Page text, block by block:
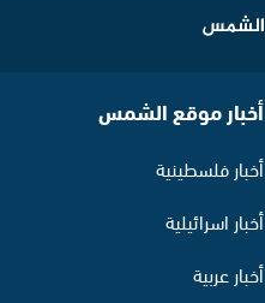
أخبار موقع الشمس
أخبار فلسطينية
أخبار اسرائيلية
أخبار عربية